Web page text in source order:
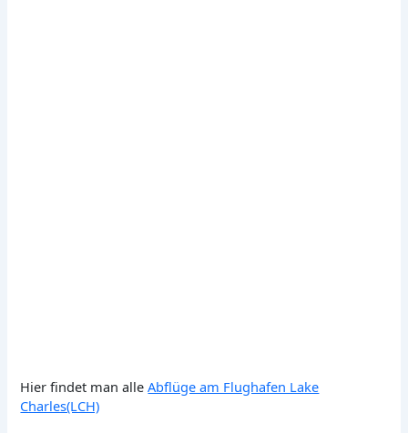
Hier findet man alleAbflüge am Flughafen Lake
Charles(LCH)